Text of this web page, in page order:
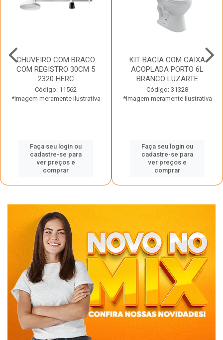
CHUVEIRO COM BRACO
COM REGISTRO 30CM 5
2320 HERC
Código: 11562
*Imagem meramente ilustrativa
Faça seu login ou
cadastre-se para
ver preços e
comprar
KIT BACIA COM CAIXA
ACOPLADA PORTO 6L
BRANCO LUZARTE
Código: 31328
*Imagem meramente ilustrativa
Faça seu login ou
cadastre-se para
ver preços e
comprar